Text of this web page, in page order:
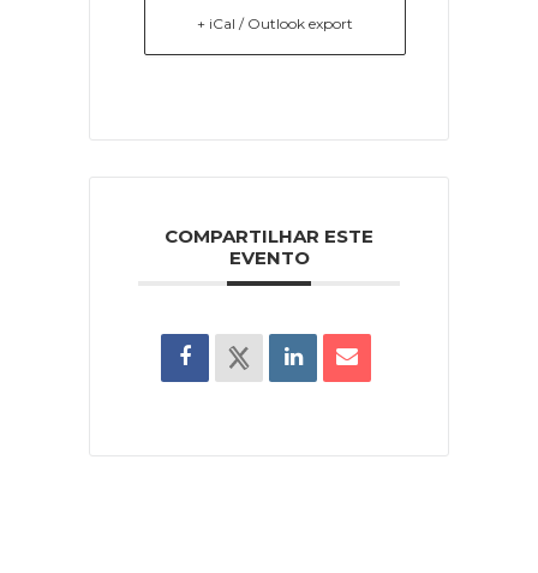
+ iCal / Outlook export
COMPARTILHAR ESTE
EVENTO